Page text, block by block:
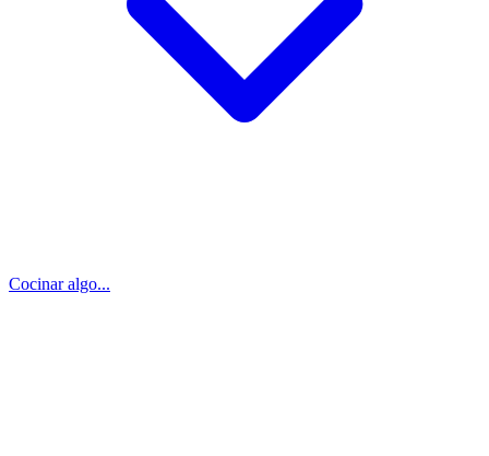
Cocinar algo...